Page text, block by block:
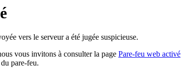
vers le serveur a été jugée suspicieuse.
vous invitons à consulter la page Pare-feu web activé
pare-feu.